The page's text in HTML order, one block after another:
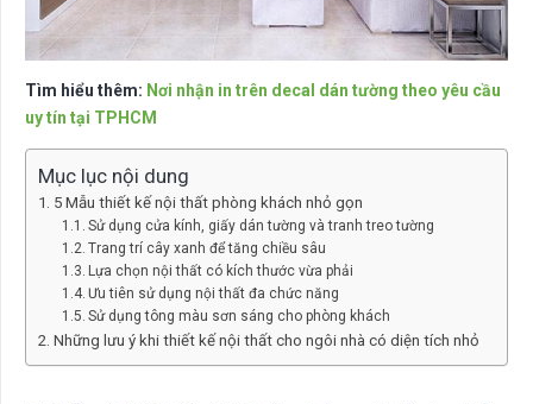
Tìm hiểu thêm: Nơi nhận in trên decal dán tường theo yêu cầu
uy tín tại TPHCM
Mục lục nội dung
5 Mẫu thiết kế nội thất phòng khách nhỏ gọn
Sử dụng cửa kính, giấy dán tường và tranh treo tường
Trang trí cây xanh để tăng chiều sâu
Lựa chọn nội thất có kích thước vừa phải
Ưu tiên sử dụng nội thất đa chức năng
Sử dụng tông màu sơn sáng cho phòng khách
Những lưu ý khi thiết kế nội thất cho ngôi nhà có diện tích nhỏ